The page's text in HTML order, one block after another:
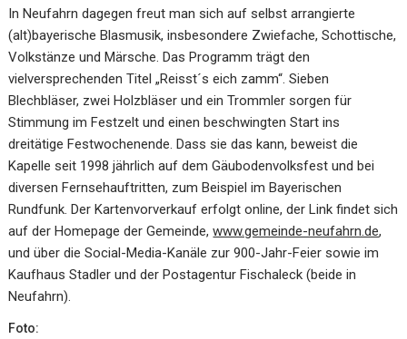
In Neufahrn dagegen freut man sich auf selbst arrangierte
(alt)bayerische Blasmusik, insbesondere Zwiefache, Schottische,
Volkstänze und Märsche. Das Programm trägt den
vielversprechenden Titel „Reisst´s eich zamm“. Sieben
Blechbläser, zwei Holzbläser und ein Trommler sorgen für
Stimmung im Festzelt und einen beschwingten Start ins
dreitätige Festwochenende. Dass sie das kann, beweist die
Kapelle seit 1998 jährlich auf dem Gäubodenvolksfest und bei
diversen Fernsehauftritten, zum Beispiel im Bayerischen
Rundfunk. Der Kartenvorverkauf erfolgt online, der Link findet sich
auf der Homepage der Gemeinde,www.gemeinde-neufahrn.de,
und über die Social-Media-Kanäle zur 900-Jahr-Feier sowie im
Kaufhaus Stadler und der Postagentur Fischaleck (beide in
Neufahrn).
Foto: